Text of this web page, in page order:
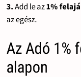
3.Add le az1%
az egész.
Az Adó 1%
alapon